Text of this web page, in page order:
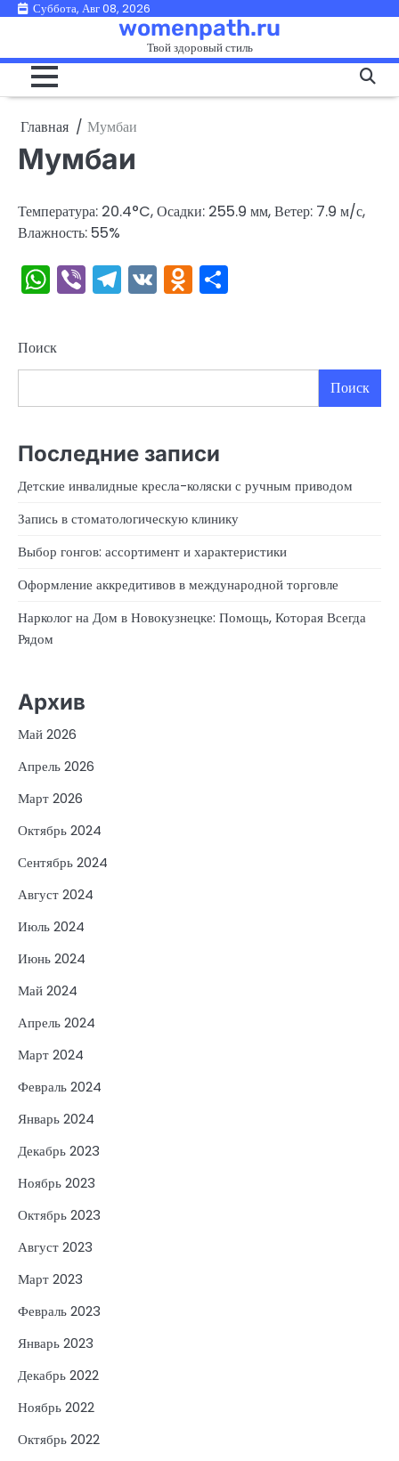
ПерейтиСуббота, Авг 08, 2026
womenpath.ru
Твой здоровый стиль
Главная Мумбаи
Мумбаи
Температура: 20.4°C, Осадки: 255.9 мм, Ветер: 7.9 м/с,
Влажность: 55%
WhatsApp
ViberTelegram
VKOdnoklassniki
Поиск
Поиск
Последние записи
Детские инвалидные кресла-коляски с ручным приводом
Запись в стоматологическую клинику
Выбор гонгов: ассортимент и характеристики
Оформление аккредитивов в международной торговле
Нарколог на Дом в Новокузнецке: Помощь, Которая Всегда
Рядом
Архив
Май 2026
Апрель 2026
Март 2026
Октябрь 2024
Сентябрь 2024
Август 2024
Июль 2024
Июнь 2024
Май 2024
Апрель 2024
Март 2024
Февраль 2024
Январь 2024
Декабрь 2023
Ноябрь 2023
Октябрь 2023
Август 2023
Март 2023
Февраль 2023
Январь 2023
Декабрь 2022
Ноябрь 2022
Октябрь 2022